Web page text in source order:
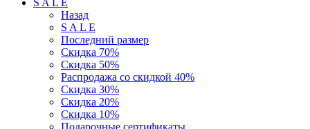
S A L E
Назад
S A L E
Последний размер
Скидка 70%
Скидка 50%
Распродажа со скидкой 40%
Скидка 30%
Скидка 20%
Скидка 10%
Подарочные сертификаты